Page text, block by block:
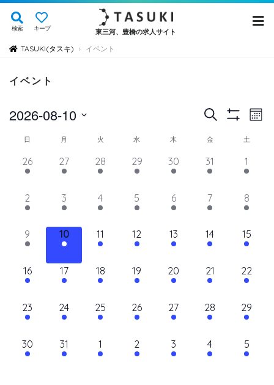
検索 キープ 東三河、豊橋の求人サイト
TASUKI(タスキ) › イベント
イベント
イ
ベ
ン
ト
を
検
索
て
ビ
ゲ
ー
検
Filters
イ
2026-08-10
イ
ベ
ト
の
カ
レ
ン
ダ
ー
日 月 火 水 木 金 土
14
イ
ン
26
11
イ
ン
27
11
イ
ン
28
11
イ
ン
29
11
イ
ン
30
11
イ
ン
31
12
イ
ン
1
11
イ
ン
2
11
イ
ベ
ン
3
11
イ
ン
4
11
イ
ン
5
11
イ
ン
6
11
イ
ン
7
11
イ
ン
8
12
イ
ン
9
10
イ
ベ
ン
10
10
イ
ン
11
11
イ
ン
12
10
イ
ン
13
10
イ
ン
14
11
イ
ン
15
10
イ
ン
16
9
イ
ン
17
9
イ
ン
18
9
イ
ン
19
9
イ
ン
20
9
イ
ン
21
10
イ
ン
22
10
イ
ン
23
10
イ
ン
24
10
イ
ン
25
9
イ
ン
26
10
イ
ン
27
9
イ
ン
28
12
イ
ン
29
12
イ
30
6
イ
31
6
イ
1
6
イ
2
6
イ
3
6
イ
4
6
イ
5